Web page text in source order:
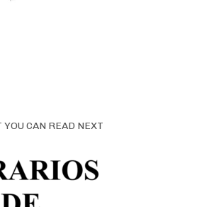
YOU CAN READ NEXT